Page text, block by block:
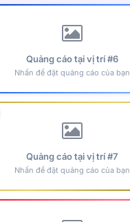
Quảng cáo tại vị trí #6
Nhấn để đặt quảng cáo của bạn
Quảng cáo tại vị trí #7
Nhấn để đặt quảng cáo của bạn